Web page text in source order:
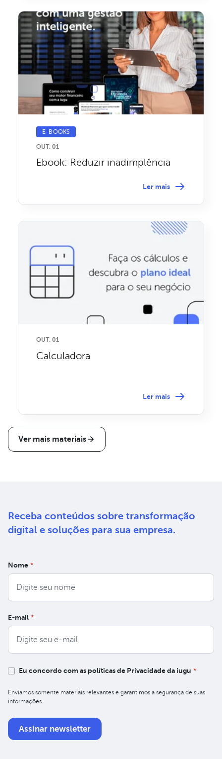
E-BOOKS
OUT. 01
Ebook: Reduzir inadimplência
Ler mais
OUT. 01
Calculadora
Ler mais
Ver mais materiais
Receba conteúdos sobre transformação
digital e soluções para sua empresa.
Nome *
E-mail *
Eu concordo com as políticas de Privacidade da iugu *
Enviamos somente materiais relevantes e garantimos a segurança de suas
informações.